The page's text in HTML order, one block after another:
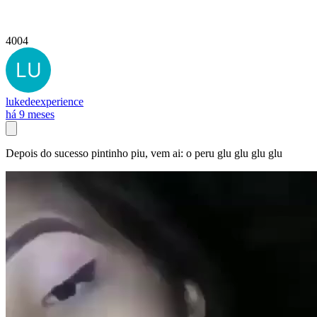
4004
lukedeexperience
há 9 meses
Depois do sucesso pintinho piu, vem ai: o peru glu glu glu glu